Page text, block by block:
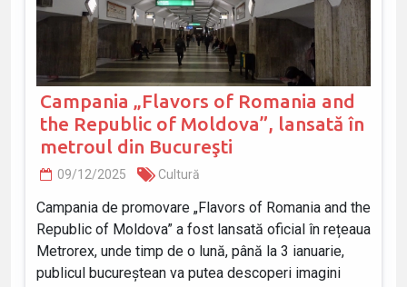
Campania „Flavors of Romania and
the Republic of Moldova”, lansată în
metroul din Bucureşti
09/12/2025 Cultură
Campania de promovare „Flavors of Romania and the
Republic of Moldova” a fost lansată oficial în rețeaua
Metrorex, unde timp de o lună, până la 3 ianuarie,
publicul bucureștean va putea descoperi imagini